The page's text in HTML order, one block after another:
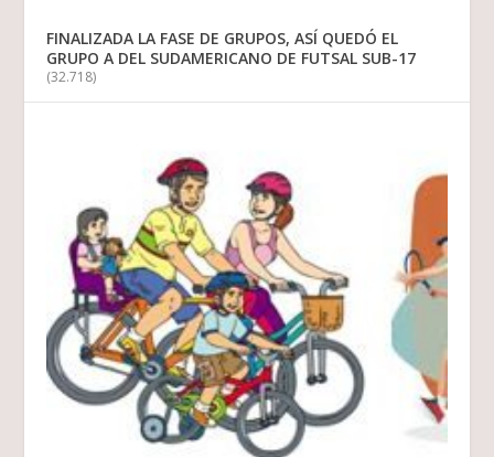
FINALIZADA LA FASE DE GRUPOS, ASÍ QUEDÓ EL
GRUPO A DEL SUDAMERICANO DE FUTSAL SUB-17
(32.718)